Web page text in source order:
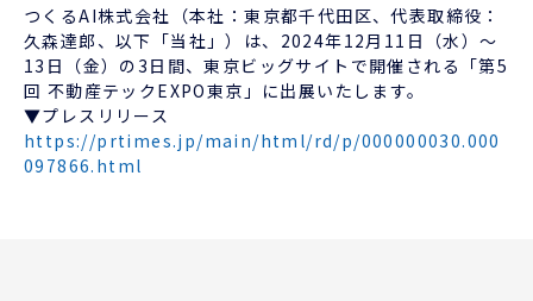
お問い合わせ
つくるAI株式会社（本社：東京都千代田区、代表取締役：
久森達郎、以下「当社」）は、2024年12月11日（水）～
13日（金）の3日間、東京ビッグサイトで開催される「第5
回 不動産テックEXPO東京」に出展いたします。
▼プレスリリース
https://prtimes.jp/main/html/rd/p/000000030.000
097866.html